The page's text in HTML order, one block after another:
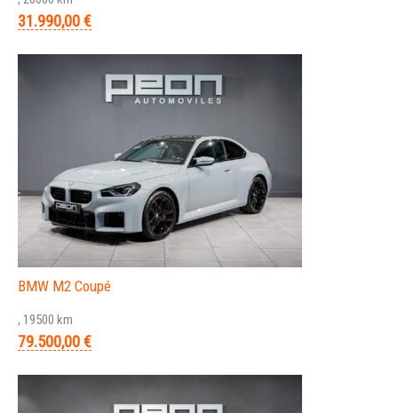
31.990,00 €
BMW M2 Coupé
, 19500 km
79.500,00 €